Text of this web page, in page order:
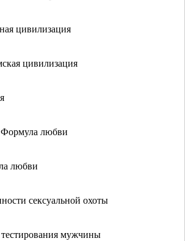
цивилизация
цивилизация
любви
любви
сексуальной охоты
мужчины